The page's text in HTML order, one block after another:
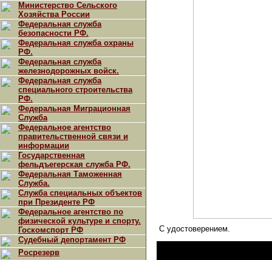
Министерство Сельского
Хозяйства России
Федеральная служба
безопасности РФ.
Федеральная служба охраны
РФ.
Федеральная служба
железнодорожных войск.
Федеральная служба
специального строительства
РФ.
Федеральная Миграционная
Служба
Федеральное агентство
правительственной связи и
информации
Государственная
фельдъегерская служба РФ.
Федеральная Таможенная
Служба.
Служба специальных объектов
при Президенте РФ
Федеральное агентство по
физической культуре и спорту.
Госкомспорт РФ
Судебный депортамент РФ
Росрезерв
С удостоверением.